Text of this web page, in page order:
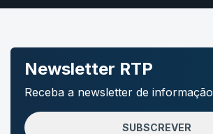
Newsletter RTP
Receba a newsletter de informação
SUBSCREVER